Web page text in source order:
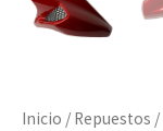
Inicio / Repuestos /